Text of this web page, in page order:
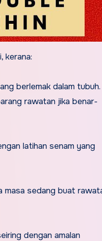
kerana:
berlemak dalam tubuh.
rawatan jika benar-
latihan senam yang
masa sedang buat
dengan amalan